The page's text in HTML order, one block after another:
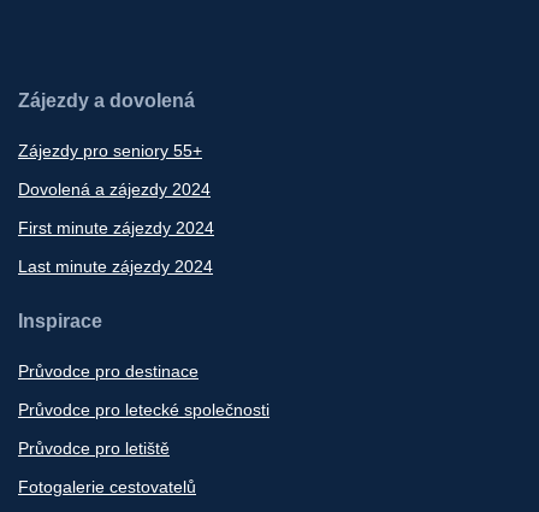
Zájezdy a dovolená
Zájezdy pro seniory 55+
Dovolená a zájezdy 2024
First minute zájezdy 2024
Last minute zájezdy 2024
Inspirace
Průvodce pro destinace
Průvodce pro letecké společnosti
Průvodce pro letiště
Fotogalerie cestovatelů